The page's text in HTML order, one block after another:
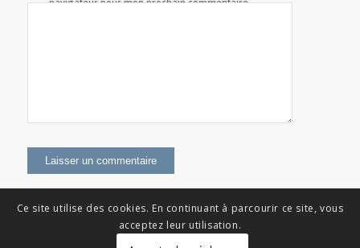
Ce site utilise des cookies. En continuant à parcourir ce site, vous
acceptez leur utilisation.